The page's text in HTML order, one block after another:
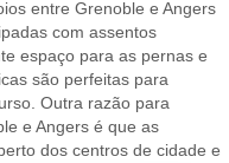
entre Grenoble e Angers
com assentos
espaço para as pernas e
são perfeitas para
Outra razão para
e Angers é que as
dos centros de cidade e